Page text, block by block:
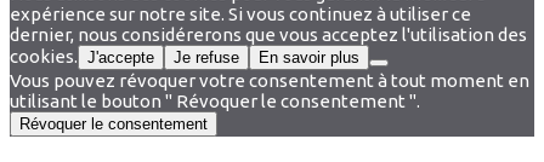
expérience sur notre site. Si vous continuez à utiliser ce
dernier, nous considérerons que vous acceptez l'utilisation des
cookies. J'accepte Je refuse En savoir plus
Vous pouvez révoquer votre consentement à tout moment en
utilisant le bouton " Révoquer le consentement ".
Révoquer le consentement